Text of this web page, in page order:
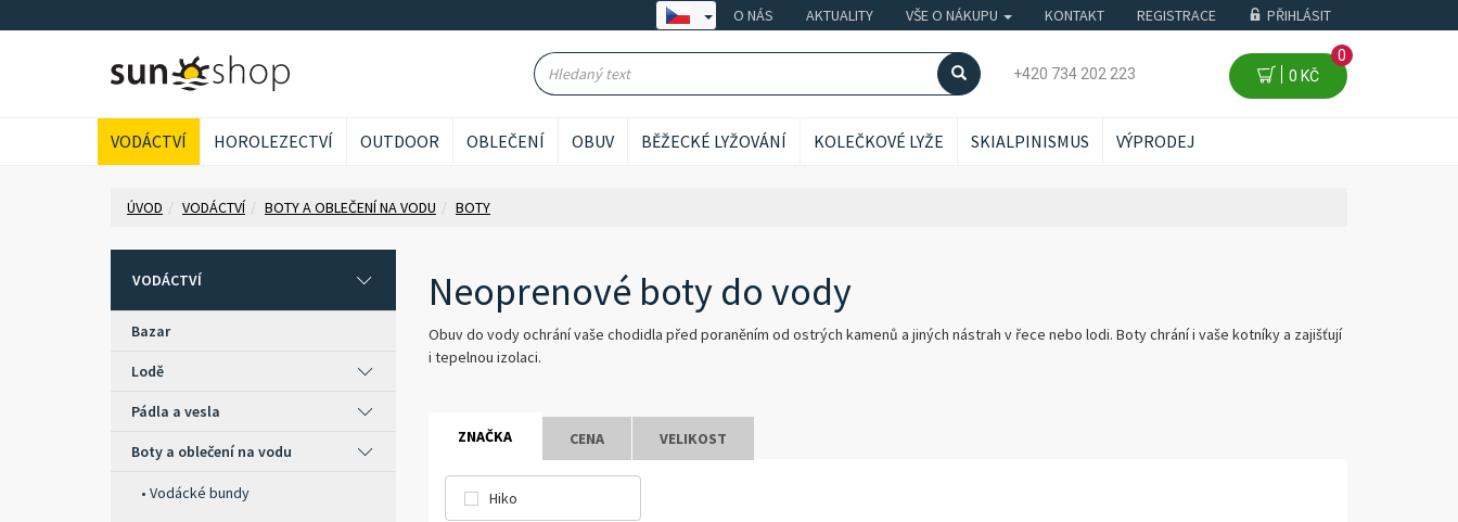
O NÁS AKTUALITY VŠE O NÁKUPU KONTAKT REGISTRACE PŘIHLÁSIT
+420 734 202 223 0 KČ
0
VODÁCTVÍ HOROLEZECTVÍ OUTDOOR OBLEČENÍ OBUV BĚŽECKÉ LYŽOVÁNÍ KOLEČKOVÉ LYŽE SKIALPINISMUS VÝPRODEJ
ÚVOD VODÁCTVÍ BOTY A OBLEČENÍ NA VODU BOTY
VODÁCTVÍ
Bazar
Lodě
Pádla a vesla
Boty a oblečení na vodu
Vodácké bundy
Neoprenové boty do vody
Obuv do vody ochrání vaše chodidla před poraněním od ostrých kamenů a jiných nástrah v řece nebo lodi. Boty chrání i vaše kotníky a zajišťují
i tepelnou izolaci.
ZNAČKA CENA VELIKOST
Hiko